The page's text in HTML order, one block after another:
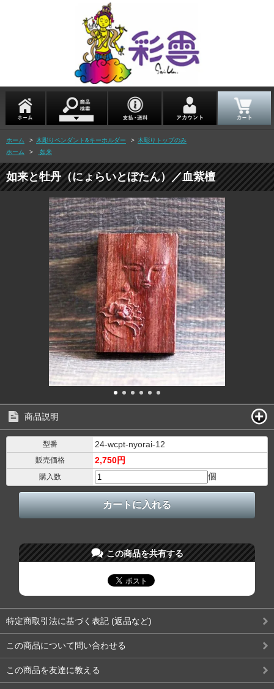
ホーム > 木彫りペンダント&キーホルダー > 木彫りトップのみ
ホーム
> 如来
如来と牡丹（にょらいとぼたん）／血紫檀
商品説明
型番 24-wcpt-nyorai-12
販売価格 2,750円
購入数 個
この商品を共有する
特定商取引法に基づく表記 (返品など)
この商品について問い合わせる
この商品を友達に教える